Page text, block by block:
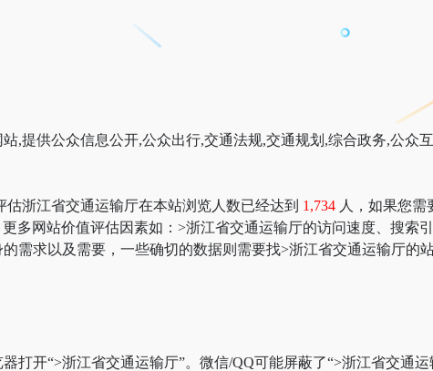
,提供公众信息公开,公众出行,交通法规,交通规划,综合政务,公众
浙江省交通运输厅在本站浏览人数已经达到 1,734 人，如果您需
更多网站价值评估因素如：>浙江省交通运输厅的访问速度、搜
需求以及需要，一些确切的数据则需要找>浙江省交通运输厅的
打开“>浙江省交通运输厅”。微信/QQ可能屏蔽了“>浙江省交通